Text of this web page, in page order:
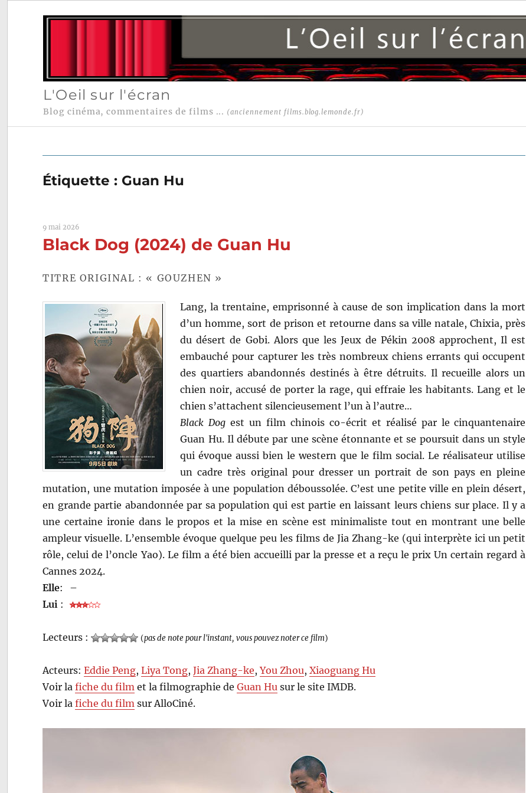
L'Oeil sur l'écran
Blog cinéma, commentaires de films ... (anciennement films.blog.lemonde.fr)
Étiquette : Guan Hu
9 mai 2026
Black Dog (2024) de Guan Hu
TITRE ORIGINAL : « GOUZHEN »
Lang, la trentaine, emprisonné à cause de son implication dans la mort
d’un homme, sort de prison et retourne dans sa ville natale, Chixia, près
du désert de Gobi. Alors que les Jeux de Pékin 2008 approchent, Il est
embauché pour capturer les très nombreux chiens errants qui occupent
des quartiers abandonnés destinés à être détruits. Il recueille alors un
chien noir, accusé de porter la rage, qui effraie les habitants. Lang et le
chien s’attachent silencieusement l’un à l’autre…
Black Dog est un film chinois co-écrit et réalisé par le cinquantenaire
Guan Hu. Il débute par une scène étonnante et se poursuit dans un style
qui évoque aussi bien le western que le film social. Le réalisateur utilise
un cadre très original pour dresser un portrait de son pays en pleine
mutation, une mutation imposée à une population déboussolée. C’est une petite ville en plein désert,
en grande partie abandonnée par sa population qui est partie en laissant leurs chiens sur place. Il y a
une certaine ironie dans le propos et la mise en scène est minimaliste tout en montrant une belle
ampleur visuelle. L’ensemble évoque quelque peu les films de Jia Zhang-ke (qui interprète ici un petit
rôle, celui de l’oncle Yao). Le film a été bien accueilli par la presse et a reçu le prix Un certain regard à
Cannes 2024.
Elle:
–
Lui :
Lecteurs : (pas de note pour l'instant, vous pouvez noter ce film)
Acteurs:Eddie Peng,Liya Tong,Jia Zhang-ke,You Zhou,Xiaoguang Hu
Voir lafiche du film et la filmographie deGuan Hu sur le site IMDB.
Voir lafiche du film sur AlloCiné.